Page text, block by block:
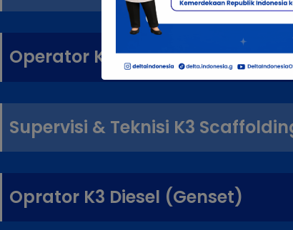
Operator K3 Forklift
Supervisi & Teknisi K3
Oprator K3 Diesel (Genset)